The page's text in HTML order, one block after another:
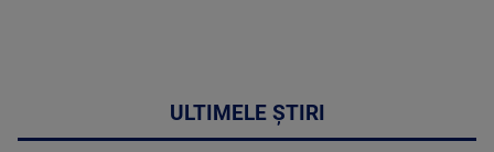
ULTIMELE ȘTIRI